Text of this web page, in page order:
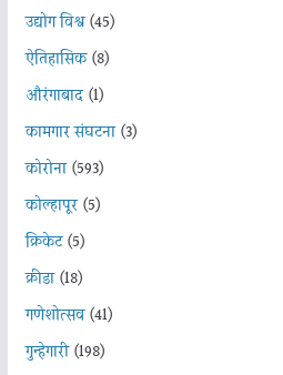
उद्योग विश्व(45)
ऐतिहासिक(8)
औरंगाबाद(1)
कामगार संघटना(3)
कोरोना(593)
कोल्हापूर(5)
क्रिकेट(5)
क्रीडा(18)
गणेशोत्सव(41)
गुन्हेगारी(198)